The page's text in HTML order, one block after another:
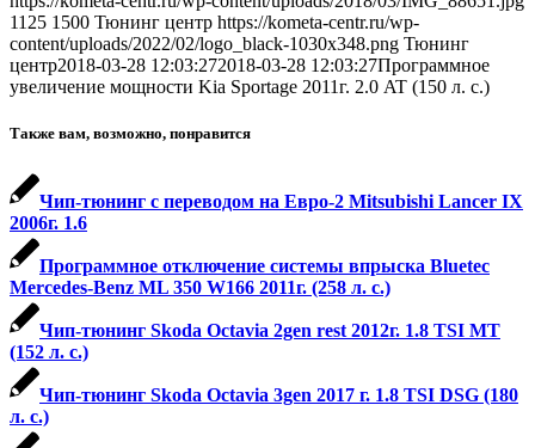
1125 1500 Тюнинг центр https://kometa-centr.ru/wp-
content/uploads/2022/02/logo_black-1030x348.png Тюнинг
центр2018-03-28 12:03:272018-03-28 12:03:27Программное
увеличение мощности Kia Sportage 2011г. 2.0 AT (150 л. с.)
Также вам, возможно, понравится
Чип-тюнинг с переводом на Евро-2 Mitsubishi Lancer IX
2006г. 1.6
Программное отключение системы впрыска Bluetec
Mercedes-Benz ML 350 W166 2011г. (258 л. с.)
Чип-тюнинг Skoda Octavia 2gen rest 2012г. 1.8 TSI MT
(152 л. с.)
Чип-тюнинг Skoda Octavia 3gen 2017 г. 1.8 TSI DSG (180
л. с.)